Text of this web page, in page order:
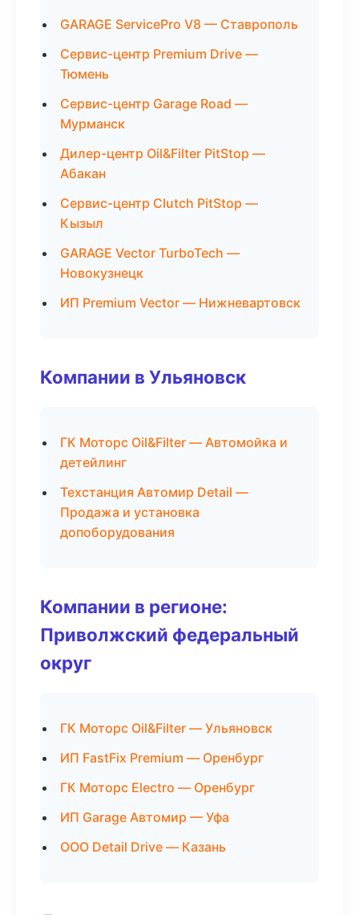
GARAGE ServicePro V8 — Ставрополь
Сервис-центр Premium Drive —
Тюмень
Сервис-центр Garage Road —
Мурманск
Дилер-центр Oil&Filter PitStop —
Абакан
Сервис-центр Clutch PitStop —
Кызыл
GARAGE Vector TurboTech —
Новокузнецк
ИП Premium Vector — Нижневартовск
Компании в Ульяновск
ГК Моторс Oil&Filter — Автомойка и
детейлинг
Техстанция Автомир Detail —
Продажа и установка
допоборудования
Компании в регионе:
Приволжский федеральный
округ
ГК Моторс Oil&Filter — Ульяновск
ИП FastFix Premium — Оренбург
ГК Моторс Electro — Оренбург
ИП Garage Автомир — Уфа
ООО Detail Drive — Казань